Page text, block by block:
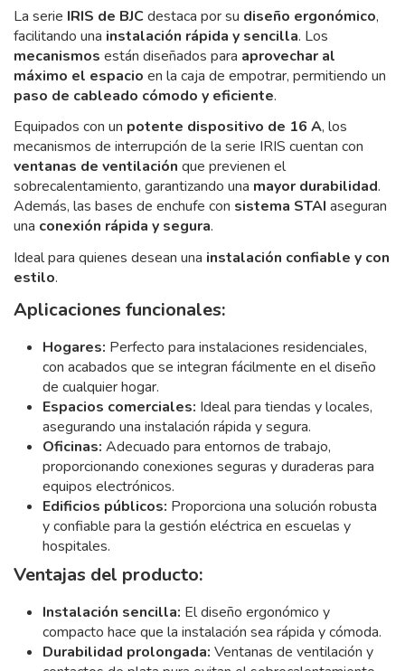
La serie IRIS de BJCdestaca por su diseño ergonómico,
facilitando una instalación rápida y sencilla. Los
mecanismos están diseñados para aprovechar al
máximo el espacio en la caja de empotrar, permitiendo un
paso de cableado cómodo y eficiente.
Equipados con un potente dispositivo de 16 A, los
mecanismos de interrupción de la serie IRIS cuentan con
ventanas de ventilación que previenen el
sobrecalentamiento, garantizando una mayor durabilidad.
Además, las bases de enchufe con sistema STAI aseguran
una conexión rápida y segura.
Ideal para quienes desean una instalación confiable y con
estilo.
Aplicaciones funcionales:
Hogares: Perfecto para instalaciones residenciales,
con acabados que se integran fácilmente en el diseño
de cualquier hogar.
Espacios comerciales: Ideal para tiendas y locales,
asegurando una instalación rápida y segura.
Oficinas: Adecuado para entornos de trabajo,
proporcionando conexiones seguras y duraderas para
equipos electrónicos.
Edificios públicos: Proporciona una solución robusta
y confiable para la gestión eléctrica en escuelas y
hospitales.
Ventajas del producto:
Instalación sencilla: El diseño ergonómico y
compacto hace que la instalación sea rápida y cómoda.
Durabilidad prolongada: Ventanas de ventilación y